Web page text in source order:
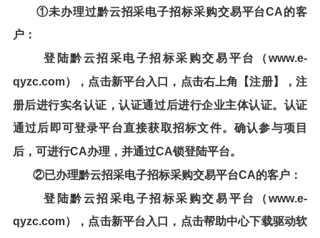
①未办理过黔云招采电子招标采购交易平台CA的客
户：
登陆黔云招采电子招标采购交易平台 （www.e-
qyzc.com），点击新平台入口，点击右上角【注册】，注
册后进行实名认证，认证通过后进行企业主体认证。认证
通过后即可登录平台直接获取招标文件。确认参与项目
后，可进行CA办理，并通过CA锁登陆平台。
②已办理黔云招采电子招标采购交易平台CA的客户：
登陆黔云招采电子招标采购交易平台（www.e-
qyzc.com），点击新平台入口，点击帮助中心下载驱动软